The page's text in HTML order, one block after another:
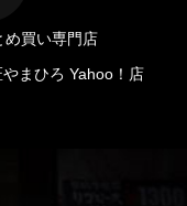
め買い専門店
やまひろ Yahoo！店